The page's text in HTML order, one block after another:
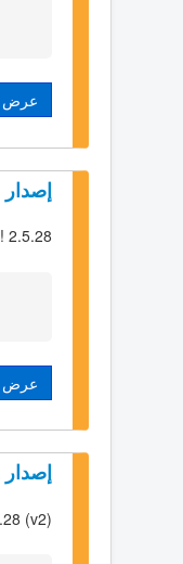
عرض
إصدار 2.5.28.1
2.5.28
عرض
إصدار 2.5.28.2
(v2)